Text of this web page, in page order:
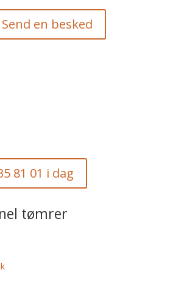
Send en besked
81 01 i dag
tømrer